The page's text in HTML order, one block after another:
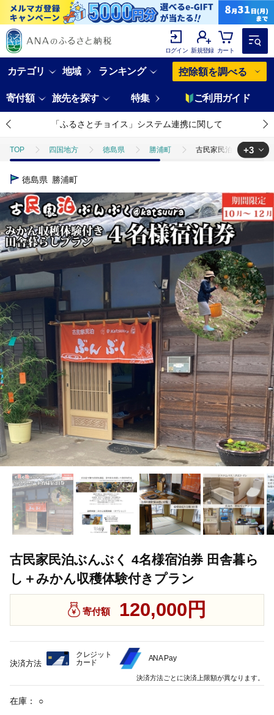
ログイン 新規登録 カート
カテゴリ 地域 ランキング 控除額を調べる
寄付額 旅先を探す 特集 ご利用ガイド
「ふるさとチョイス」システム連携に関して
TOP 四国地方 徳島県 勝浦町 古民家民泊ぶんぶく 4
TOP
TOP 旅行・宿泊・体験 宿泊券 古民家民泊ぶんぶく 4名様
TOP 旅行・宿泊・体験 体験チケット 古民家民泊ぶんぶく
+3
徳島県 勝浦町
古民家民泊ぶんぶく 4名様宿泊券 田舎暮ら
し＋みかん収穫体験付きプラン
寄付額 120,000円
在庫： ○
決済方法
クレジット
カード
ANA Pay
決済方法ごとに決済上限額が異なります。